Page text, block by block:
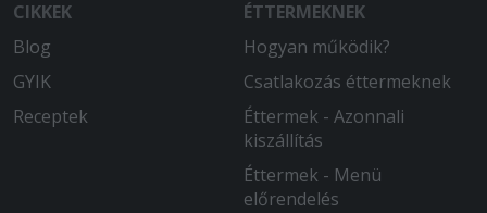
Kifejezetten ízletes volt.
CIKKEK
Blog
GYIK
Receptek
ÉTTERMEKNEK
Hogyan működik?
Csatlakozás éttermeknek
Éttermek - Azonnali
kiszállítás
Éttermek - Menü
előrendelés